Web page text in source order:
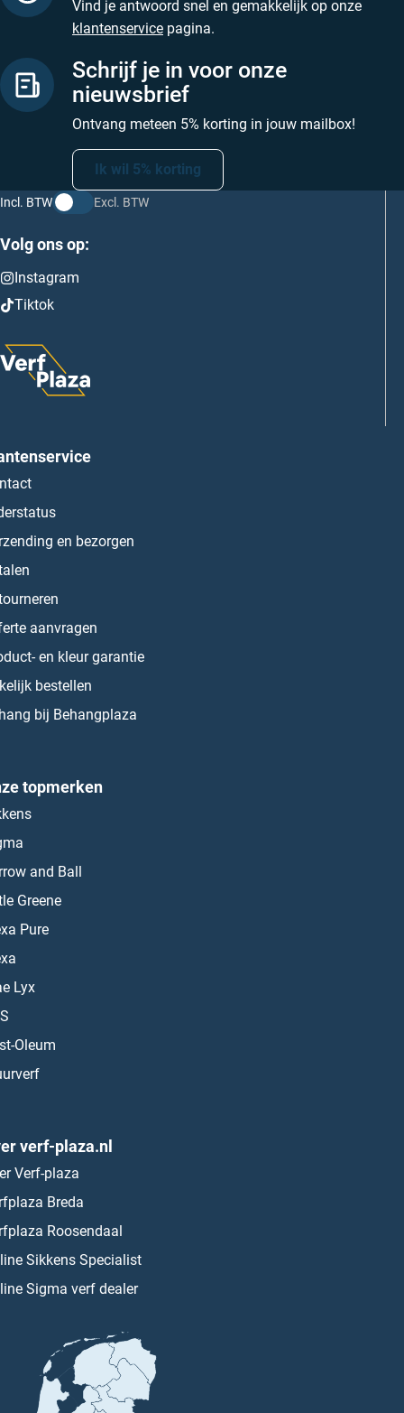
Vind je antwoord snel en gemakkelijk op onze
klantenservice pagina.
Schrijf je in voor onze
nieuwsbrief
Ontvang meteen 5% korting in jouw mailbox!
Ik wil 5% korting
Incl. BTW Excl. BTW
Volg ons op:
Instagram
Tiktok
en bezorgen
aanvragen
en kleur garantie
bestellen
bij Behangplaza
topmerken
and Ball
Greene
Pure
Lyx
Oleum
verf-plaza.nl
Verf-plaza
Breda
Roosendaal
Sikkens Specialist
Sigma verf dealer